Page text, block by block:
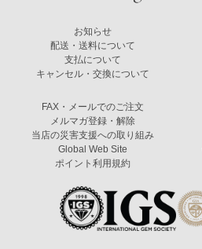
お知らせ
配送・送料について
支払について
キャンセル・交換について
FAX・メールでのご注文
メルマガ登録・解除
当店の災害支援への取り組み
Global Web Site
ポイント利用規約